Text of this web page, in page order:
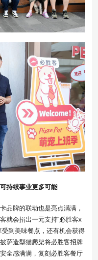
持续事业更多可能
品牌的联动也是亮点满满，
就会捐出一元支持“必胜客x
到美味餐点，还有机会获得
萨造型猫爬架将必胜客招牌
全感满满，复刻必胜客餐厅